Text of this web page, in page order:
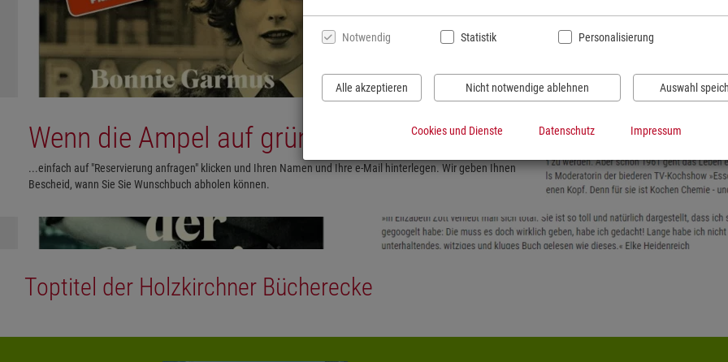
Notwendig Statistik Personalisierung
Alle akzeptieren Nicht notwendige ablehnen Auswahl
Cookies und Dienste Datenschutz Impressum
Wenn die Ampel auf grün steht...
...einfach auf "Reservierung anfragen" klicken und Ihren Namen und Ihre e-Mail hinterlegen. Wir geben Ihnen
Bescheid, wann Sie Sie Wunschbuch abholen können.
Toptitel der Holzkirchner Bücherecke